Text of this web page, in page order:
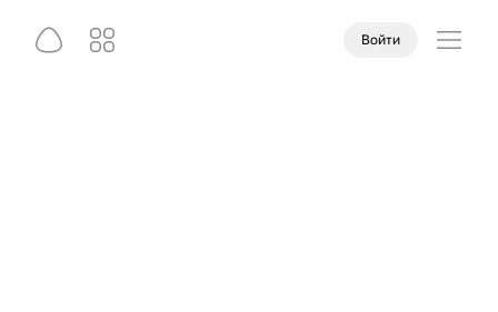
Войти